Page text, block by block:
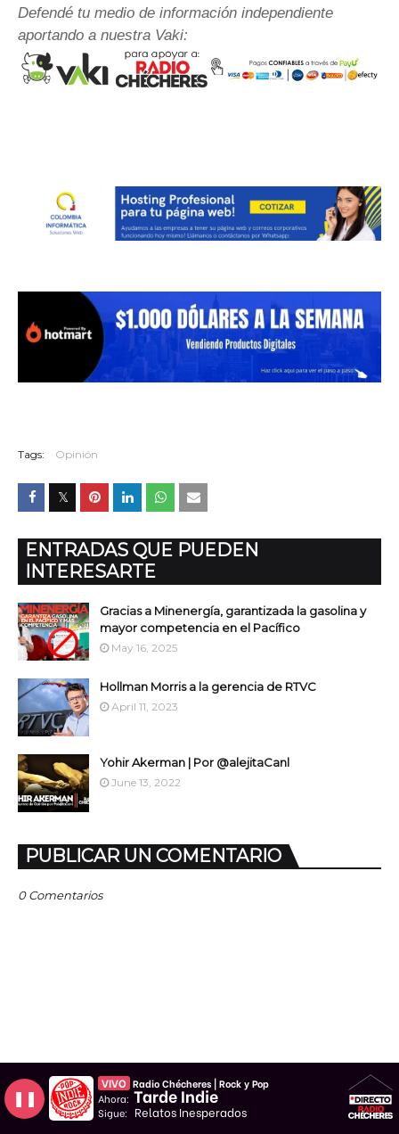
Defendé tu medio de información independiente
aportando a nuestra Vaki:
Tags: Opinión
ENTRADAS QUE PUEDEN
INTERESARTE
Gracias a Minenergía, garantizada la gasolina y
mayor competencia en el Pacífico
May 16, 2025
Hollman Morris a la gerencia de RTVC
April 11, 2023
Yohir Akerman | Por @alejitaCanl
June 13, 2022
PUBLICAR UN COMENTARIO
0 Comentarios
VIVO Radio Chécheres | Rock y Pop
Ahora: Tarde Indie
Sigue: Relatos Inesperados